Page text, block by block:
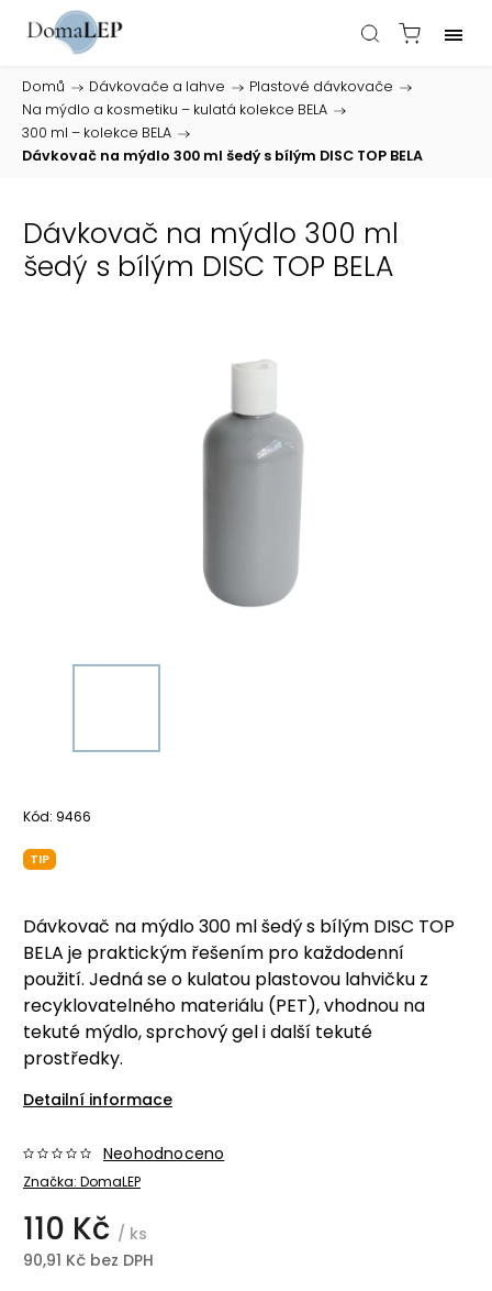
Domů / Dávkovače a lahve / Plastové dávkovače /
Na mýdlo a kosmetiku – kulatá kolekce BELA /
300 ml – kolekce BELA /
Dávkovač na mýdlo 300 ml šedý s bílým DISC TOP BELA
Dávkovač na mýdlo 300 ml
šedý s bílým DISC TOP BELA
Kód: 9466
TIP
Dávkovač na mýdlo 300 ml šedý s bílým DISC TOP
BELA je praktickým řešením pro každodenní
použití. Jedná se o kulatou plastovou lahvičku z
recyklovatelného materiálu (PET), vhodnou na
tekuté mýdlo, sprchový gel i další tekuté
prostředky.
Detailní informace
Značka: DomaLEP
Neohodnoceno
110 Kč / ks
90,91 Kč bez DPH